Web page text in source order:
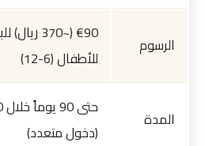
الرسوم
للأطفال (6-12)
المدة
(دخول متعدد)